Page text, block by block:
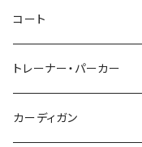
46/M
48/L
50/XL～
～44/S
46/M
48/L
コート
～44/S
46/M
トレーナー・パーカー
～44/S
カーディガン